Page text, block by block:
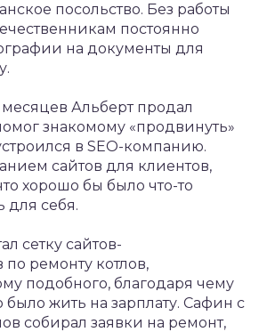
посольство. Без работы
постоянно
на документы для
Альберт продал
знакомому «продвинуть»
в SEO-компанию.
сайтов для клиентов,
хорошо бы было что-то
для себя.
сетку сайтов-
ремонту котлов,
подобного, благодаря чему
жить на зарплату. Сафин с
собирал заявки на ремонт,